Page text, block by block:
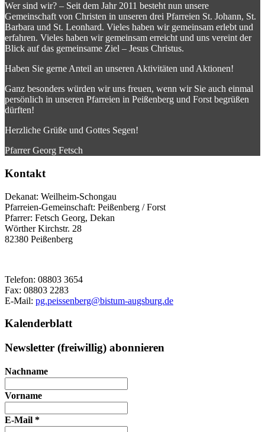
Wer sind wir? – Seit dem Jahr 2011 besteht nun unsere
Gemeinschaft von Christen in unseren drei Pfarreien St. Johann, St.
Barbara und St. Leonhard. Vieles haben wir gemeinsam erlebt und
erfahren. Vieles haben wir gemeinsam erreicht und uns vereint der
Blick auf das gemeinsame Ziel – Jesus Christus.
Haben Sie gerne Anteil an unseren Aktivitäten und Aktionen!
Ganz besonders würden wir uns freuen, wenn wir Sie auch einmal
persönlich in unseren Pfarreien in Peißenberg und Forst begrüßen
dürften!
Herzliche Grüße und Gottes Segen!
Pfarrer Georg Fetsch
Kontakt
Dekanat: Weilheim-Schongau
Pfarreien-Gemeinschaft: Peißenberg / Forst
Pfarrer: Fetsch Georg, Dekan
Wörther Kirchstr. 28
82380 Peißenberg
Telefon: 08803 3654
Fax: 08803 2283
E-Mail: pg.peissenberg@bistum-augsburg.de
Kalenderblatt
Newsletter (freiwillig) abonnieren
Nachname
Vorname
E-Mail *